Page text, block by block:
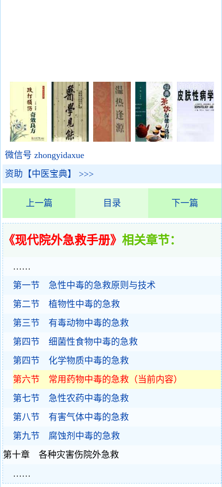
微信号 zhongyidaxue
资助【中医宝典】 >>>
上一篇 目录 下一篇
《现代院外急救手册》 相关章节：
……
第一节 急性中毒的急救原则与技术
第二节 植物性中毒的急救
第三节 有毒动物中毒的急救
第四节 细菌性食物中毒的急救
第四节 化学物质中毒的急救
第六节 常用药物中毒的急救（当前内容）
第七节 急性农药中毒的急救
第八节 有害气体中毒的急救
第九节 腐蚀剂中毒的急救
第十章 各种灾害伤院外急救
……